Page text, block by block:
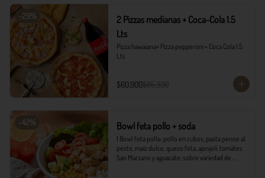
-29%
2 Pizzas medianas + Coca-Cola 1.5
Lts
Pizza hawaiana+ Pizza pepperoni + Coca Cola 1.5
Lts
$60.900$85.300
-42% Bowl feta pollo + soda
1 Bowl feta pollo: pollo en cubos, pasta penne al
pesto, maíz dulce, queso feta, ajonjolí, tomates
San Marzano y aguacate; sobre variedad de